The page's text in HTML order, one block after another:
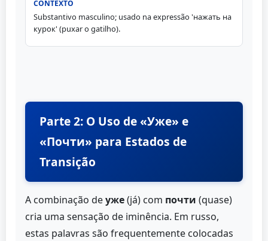
Substantivo masculino; usado na expressão 'нажать на
курок' (puxar o gatilho).
Parte 2: O Uso de «Уже» e
«Почти» para Estados de
Transição
A combinação deуже(já) com почти (quase)
cria uma sensação de iminência. Em russo,
estas palavras são frequentemente colocadas